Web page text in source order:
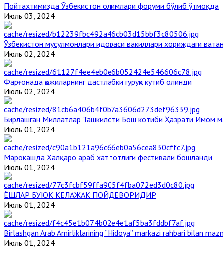
Пойтахтимизда Ўзбекистон олимлари форуми бўлиб ўтмоқда
Июль 03, 2024
Ўзбекистон мусулмонлари идораси вакиллари хориждаги
Июль 02, 2024
Фарғонада ҳожиларнинг дастлабки гуруҳи кутиб олинди
Июль 02, 2024
Бирлашган Миллатлар Ташкилоти Бош котиби Ҳазрати Имом
Июль 01, 2024
Марокашда Халқаро араб хаттотлиги фестивали бошланди
Июль 01, 2024
ЁШЛАР БУЮК КЕЛАЖАК ПОЙДЕВОРИДИР
Июль 01, 2024
Birlashgan Arab Amirliklarining “Hidoya” markazi rahbari bilan
Июль 01, 2024